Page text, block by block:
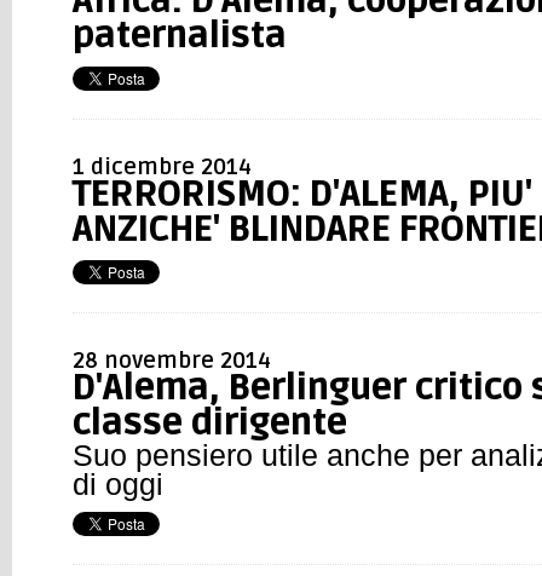
paternalista
1 dicembre 2014
TERRORISMO: D'ALEMA, PIU'
ANZICHE' BLINDARE
28 novembre 2014
D'Alema, Berlinguer
classe dirigente
Suo pensiero utile anche per
di oggi